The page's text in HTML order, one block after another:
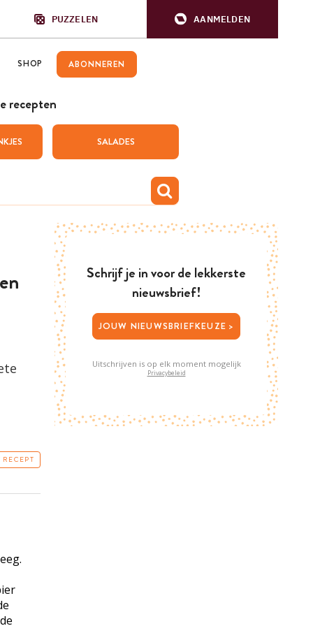
PUZZELEN AANMELDEN
SHOP ABONNEREN
recepten
SALADES
Schrijf je in voor de lekkerste
nieuwsbrief!
JOUW NIEUWSBRIEFKEUZE >
Uitschrijven is op elk moment mogelijk
Privacybeleid